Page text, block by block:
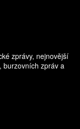
zprávy, nejnovější
burzovních zpráv a